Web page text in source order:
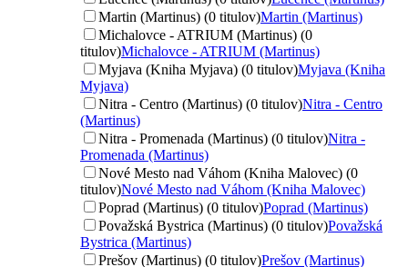
Martin (Martinus) (0 titulov)Martin (Martinus)
Michalovce - ATRIUM (Martinus) (0
titulov)Michalovce - ATRIUM (Martinus)
Myjava (Kniha Myjava) (0 titulov)Myjava (Kniha
Myjava)
Nitra - Centro (Martinus) (0 titulov)Nitra - Centro
(Martinus)
Nitra - Promenada (Martinus) (0 titulov)Nitra -
Promenada (Martinus)
Nové Mesto nad Váhom (Kniha Malovec) (0
titulov)Nové Mesto nad Váhom (Kniha Malovec)
Poprad (Martinus) (0 titulov)Poprad (Martinus)
Považská Bystrica (Martinus) (0 titulov)Považská
Bystrica (Martinus)
Prešov (Martinus) (0 titulov)Prešov (Martinus)